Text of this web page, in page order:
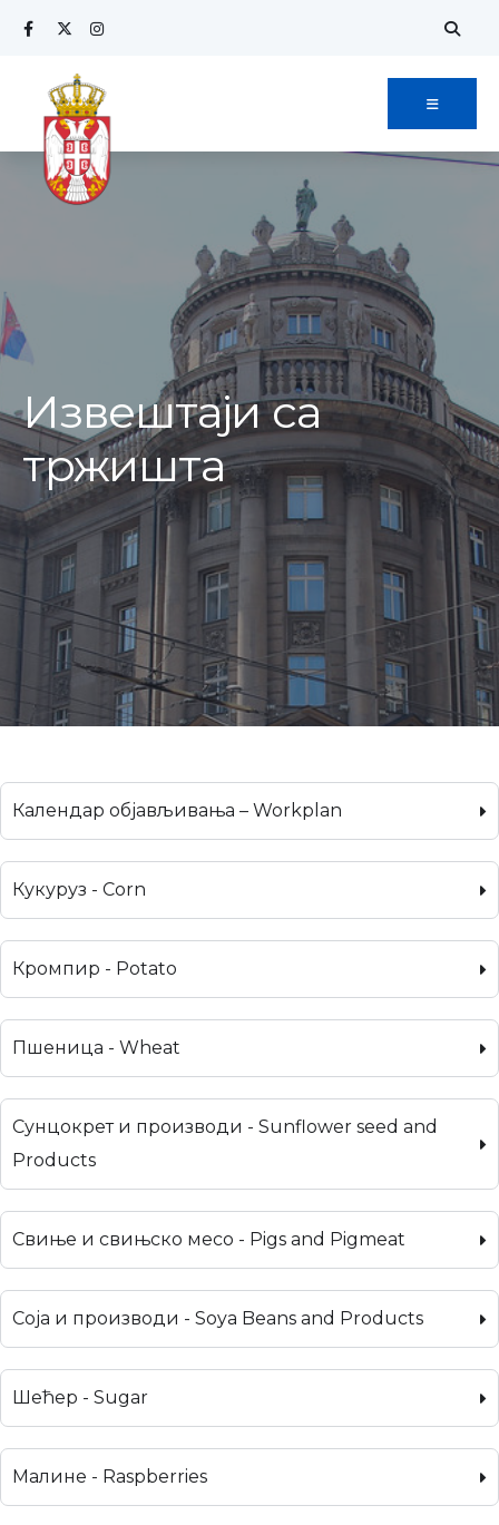
Извештаји са
тржишта
Календар објављивања – Workplan
Кукуруз - Corn
Кромпир - Potato
Пшеница - Wheat
Сунцокрет и производи - Sunflower seed and
Products
Свиње и свињско месо - Pigs and Pigmeat
Соја и производи - Soya Beans and Products
Шећер - Sugar
Малине - Raspberries